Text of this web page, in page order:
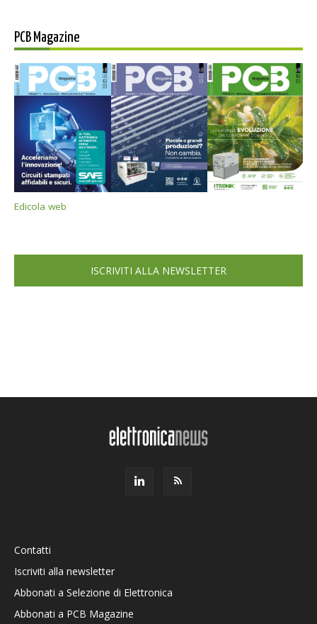
PCB Magazine
Edicola web
ISCRIVITI ALLA NEWSLETTER
Contatti
Iscriviti alla newsletter
Abbonati a Selezione di Elettronica
Abbonati a PCB Magazine